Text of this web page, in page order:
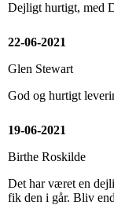
Dejligt hurtigt, med
22-06-2021
Glen Stewart
God og hurtigt
19-06-2021
Birthe Roskilde
Det har været en
fik den i går. Bliv